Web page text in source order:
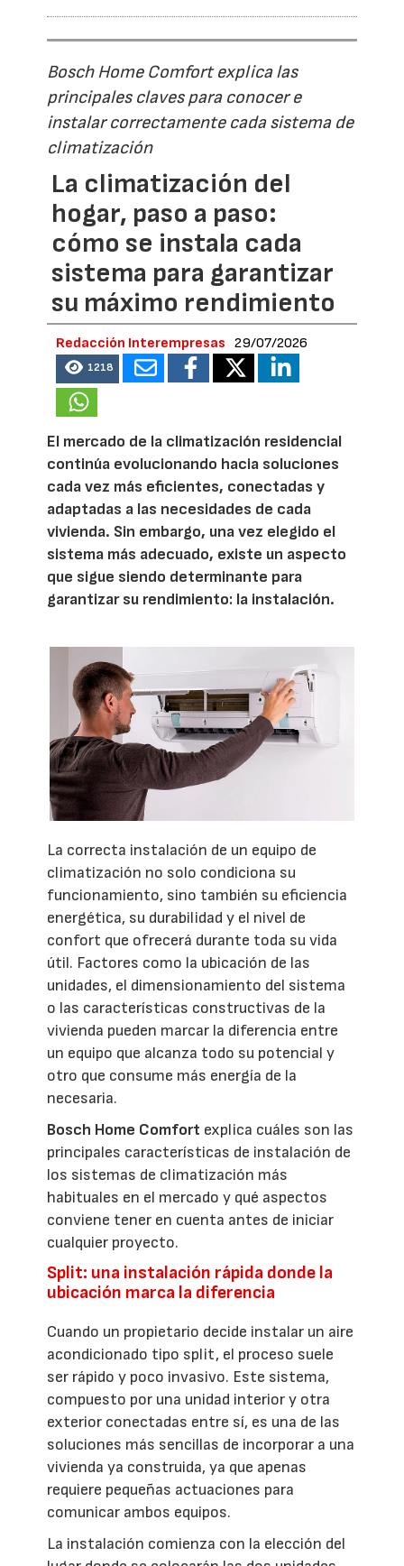
Bosch Home Comfort explica las
principales claves para conocer e
instalar correctamente cada sistema de
climatización
La climatización del
hogar, paso a paso:
cómo se instala cada
sistema para garantizar
su máximo rendimiento
Redacción Interempresas 29/07/2026
1218
El mercado de la climatización residencial
continúa evolucionando hacia soluciones
cada vez más eficientes, conectadas y
adaptadas a las necesidades de cada
vivienda. Sin embargo, una vez elegido el
sistema más adecuado, existe un aspecto
que sigue siendo determinante para
garantizar su rendimiento: la instalación.
La correcta instalación de un equipo de
climatización no solo condiciona su
funcionamiento, sino también su eficiencia
energética, su durabilidad y el nivel de
confort que ofrecerá durante toda su vida
útil. Factores como la ubicación de las
unidades, el dimensionamiento del sistema
o las características constructivas de la
vivienda pueden marcar la diferencia entre
un equipo que alcanza todo su potencial y
otro que consume más energía de la
necesaria.
Bosch Home Comfort explica cuáles son las
principales características de instalación de
los sistemas de climatización más
habituales en el mercado y qué aspectos
conviene tener en cuenta antes de iniciar
cualquier proyecto.
Split: una instalación rápida donde la
ubicación marca la diferencia
Cuando un propietario decide instalar un aire
acondicionado tipo split, el proceso suele
ser rápido y poco invasivo. Este sistema,
compuesto por una unidad interior y otra
exterior conectadas entre sí, es una de las
soluciones más sencillas de incorporar a una
vivienda ya construida, ya que apenas
requiere pequeñas actuaciones para
comunicar ambos equipos.
La instalación comienza con la elección del